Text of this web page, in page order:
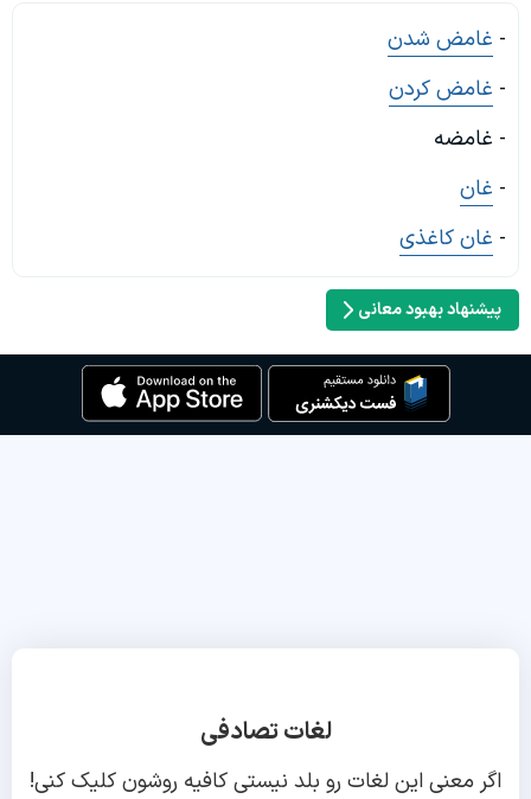
- غامض شدن
- غامض کردن
- غامضه
- غان
- غان کاغذی
پیشنهاد بهبود معانی
لغات تصادفی
اگر معنی این لغات رو بلد نیستی کافیه روشون کلیک کنی!